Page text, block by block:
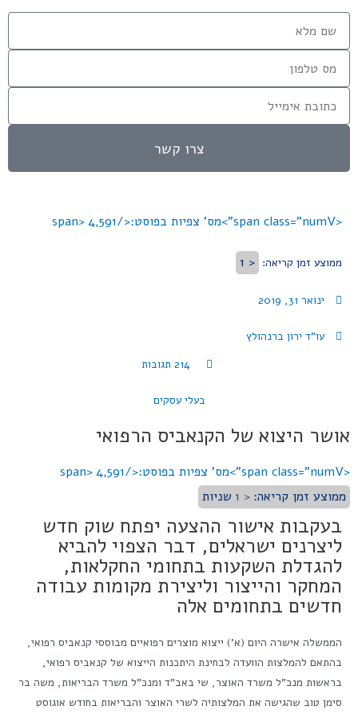
<span class="numV">מס' צפיות בפוסט:</span> 4,591
ממוצע זמן קריאה: < 1
ינואר 31, 2019
עו"ד ירון ברנהולץ
214 תגובות
בעלי עסקים
אושר היצוא של הקנאביס הרפואי
<span class="numV">מס' צפיות בפוסט:</span>
4,591
ממוצע זמן קריאה: < 1 שניות
בעקבות אישור ההצעה יפתח שוק חדש
ליצרנים ישראלים, דבר הצפוי להביא
להגדלת השקעות בתחומי החקלאות,
המחקר והייצור וליצירת מקומות עבודה
חדשים בתחומים אלה
הממשלה אישרה היום (א') ייצוא מוצרים רפואיים מבוססי קנאביס רפואי,
בהתאם להמלצות הוועדה לבחינת היתכנות הייצוא של קנאביס רפואי,
בראשות מנכ"ל משרד האוצר, שי באב"ד ומנכ"ל משרד הבריאות, משה בר
סימן טוב שהגישה את המלצותיה לשרי האוצר והבריאות בחודש אוגוסט
צרו קשר